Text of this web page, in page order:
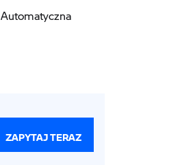
Automatyczna
ZAPYTAJ TERAZ